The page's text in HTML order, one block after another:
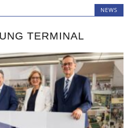
NEWS
TERMINAL